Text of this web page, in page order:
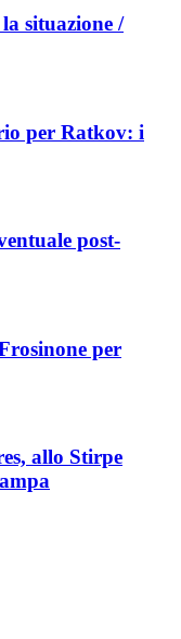
situazione /
per Ratkov: i
post-
per
allo Stirpe